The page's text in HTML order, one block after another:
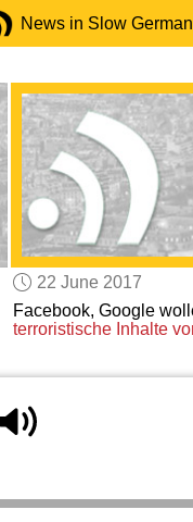
News in Slow German
22 June 2017
Facebook, Google
terroristische Inhalte